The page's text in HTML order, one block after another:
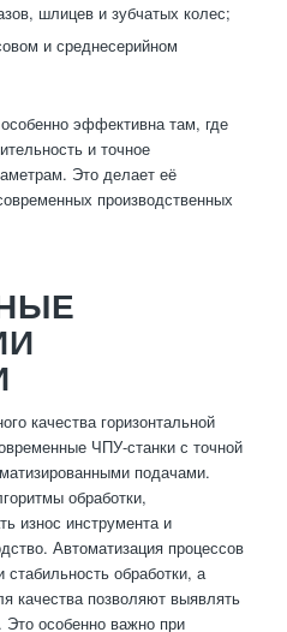
шлицев и зубчатых колес;
и среднесерийном
эффективна там, где
и точное
Это делает её
производственных
качества горизонтальной
ЧПУ-станки с точной
подачами.
обработки,
износ инструмента и
Автоматизация процессов
стабильность обработки, а
качества позволяют выявлять
Это особенно важно при